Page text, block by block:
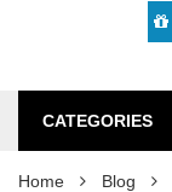
CATEGORIES
Home Blog